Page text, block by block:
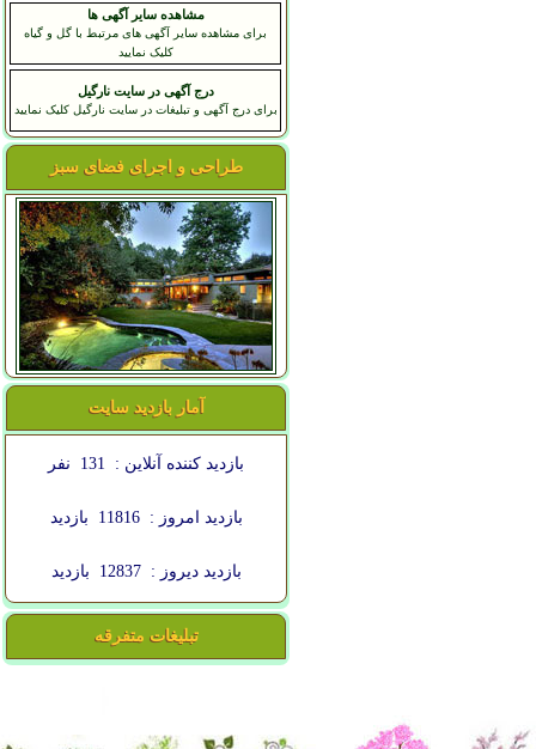
مشاهده سایر آگهی ها
برای مشاهده سایر آگهی های مرتبط با گل و گیاه
کلیک نمایید
درج آگهی در سایت نارگیل
برای درج آگهی و تبلیغات در سایت نارگیل کلیک نمایید
طراحی و اجرای فضای سبز
آمار بازدید سایت
بازدید کننده آنلاین : 131 نفر
بازدید امروز : 11816 بازدید
بازدید دیروز : 12837 بازدید
تبلیغات متفرقه